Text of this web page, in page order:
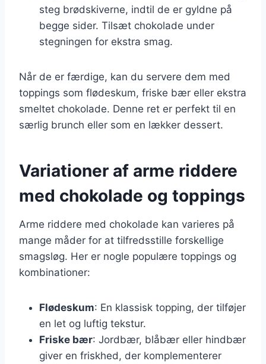
steg brødskiverne, indtil de er gyldne på
begge sider. Tilsæt chokolade under
stegningen for ekstra smag.
Når de er færdige, kan du servere dem med
toppings som flødeskum, friske bær eller ekstra
smeltet chokolade. Denne ret er perfekt til en
særlig brunch eller som en lækker dessert.
Variationer af arme riddere
med chokolade og toppings
Arme riddere med chokolade kan varieres på
mange måder for at tilfredsstille forskellige
smagsløg. Her er nogle populære toppings og
kombinationer:
Flødeskum: En klassisk topping, der tilføjer
en let og luftig tekstur.
Friske bær: Jordbær, blåbær eller hindbær
giver en friskhed, der komplementerer